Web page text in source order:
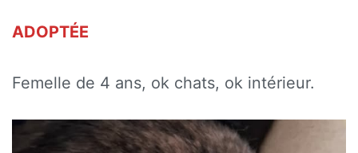
ADOPTÉE
Femelle de 4 ans, ok chats, ok intérieur.